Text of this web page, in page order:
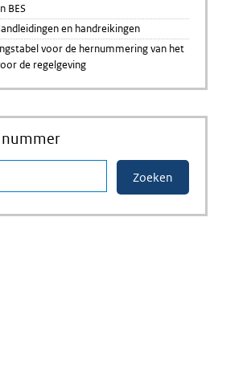
BES
en handreikingen
voor de hernummering van het
de regelgeving